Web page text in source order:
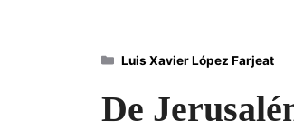
De
Categorías
Luis Xavier López Farjeat